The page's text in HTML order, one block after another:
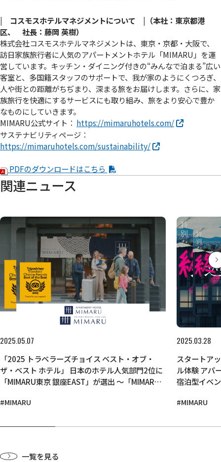
| コスモスホテルマネジメントについて |（本社：東京都港
区、 社長：藤岡 英樹）
株式会社コスモスホテルマネジメントは、東京・京都・大阪で、
訪日家族旅行者に人気のアパートメントホテル「MIMARU」を運
営しています。キッチン・ダイニング付きの“みんなで泊まる”広い
客室と、多国籍スタッフのサポートで、我が家のようにくつろぎ、
人や街との距離がちぢまり、深まる旅をお届けします。さらに、家
族旅行を快適にするサービスにも取り組み、旅をより安心で豊か
なものにしていきます。
MIMARU公式サイト： https://mimaruhotels.com/
サステナビリティページ：
https://mimaruhotels.com/sustainability/
PDFのダウンロードはこちら
関連ニュース
2025.05.07
「2025 トラベラーズチョイス ベスト・オブ・
ザ・ベスト ホテル」 日本のホテル人気部門2位に
「MIMARU東京 銀座EAST」が選出 ～「MIMARU
に選出～
#MIMARU
2025.03.28
スタートア
ル体験 アパートメントホテル「MIMARU」にて、
宿泊型イベントを開催 ～
ト～
#MIMARU
一覧を見る